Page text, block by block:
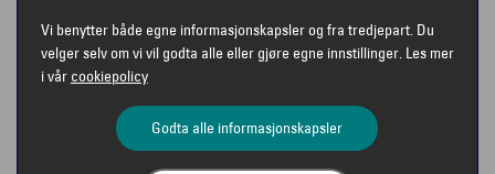
Vi benytter både egne informasjonskapsler og fra tredjepart. Du
velger selv om vi vil godta alle eller gjøre egne innstillinger. Les mer
i vår cookiepolicy
Godta alle informasjonskapsler